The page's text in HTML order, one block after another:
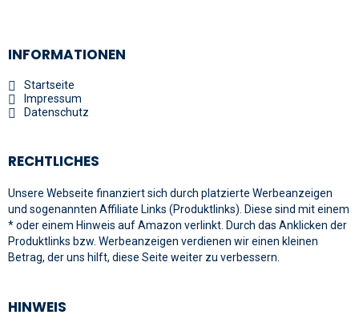
INFORMATIONEN
Startseite
Impressum
Datenschutz
RECHTLICHES
Unsere Webseite finanziert sich durch platzierte Werbeanzeigen
und sogenannten Affiliate Links (Produktlinks). Diese sind mit einem
* oder einem Hinweis auf Amazon verlinkt. Durch das Anklicken der
Produktlinks bzw. Werbeanzeigen verdienen wir einen kleinen
Betrag, der uns hilft, diese Seite weiter zu verbessern.
HINWEIS